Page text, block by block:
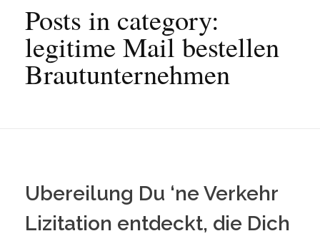
ABOUT US
SERVICES
CONTACT US
Posts in category:
legitime Mail bestellen
Brautunternehmen
Ubereilung Du ‘ne Verkehr
Lizitation entdeckt, die Dich